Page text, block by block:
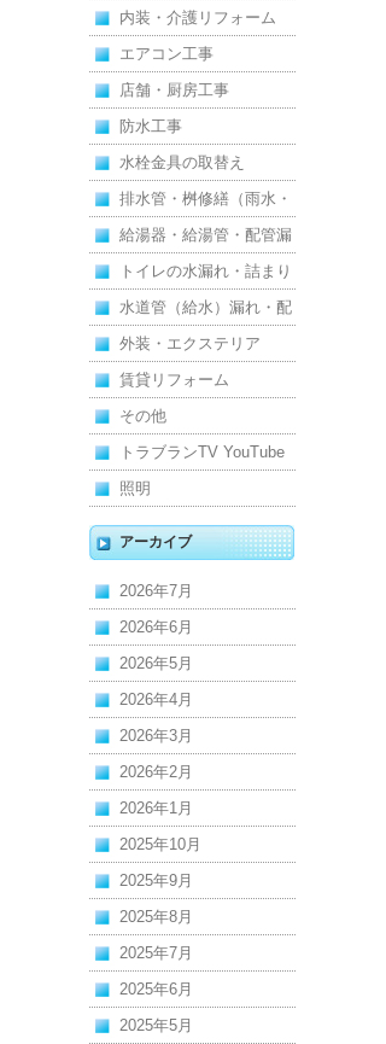
内装・介護リフォーム
エアコン工事
店舗・厨房工事
防水工事
水栓金具の取替え
排水管・桝修繕（雨水・
汚水）
給湯器・給湯管・配管漏
れ
トイレの水漏れ・詰まり
水道管（給水）漏れ・配
管
外装・エクステリア
賃貸リフォーム
その他
トラブランTV YouTube
照明
アーカイブ
2026年7月
2026年6月
2026年5月
2026年4月
2026年3月
2026年2月
2026年1月
2025年10月
2025年9月
2025年8月
2025年7月
2025年6月
2025年5月